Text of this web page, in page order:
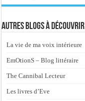
Autres blogs à découvrir
La vie de ma voix intérieure
EmOtionS – Blog littéraire
The Cannibal Lecteur
Les livres d’Eve